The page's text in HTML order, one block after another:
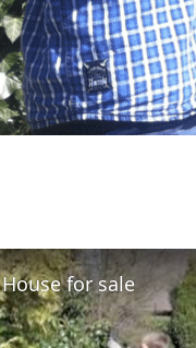
House for sale